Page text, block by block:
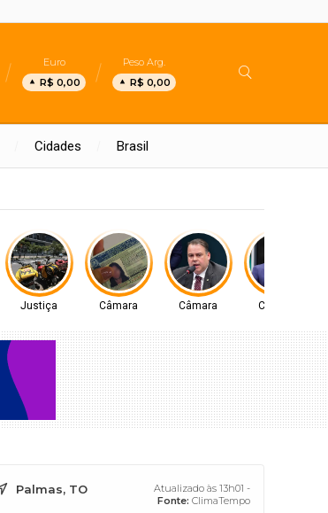
Euro
R$ 0,00
Peso Arg.
R$ 0,00
Cidades Brasil
Justiça Câmara Câmara Câmara
Palmas, TO
Atualizado às 13h01 -
Fonte: ClimaTempo